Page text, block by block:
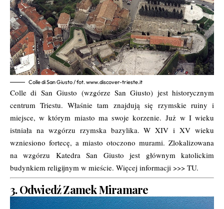
Colle di San Giusto / fot. www.discover-trieste.it
Colle di San Giusto (wzgórze San Giusto) jest historycznym
centrum Triestu. Właśnie tam znajdują się rzymskie ruiny i
miejsce, w którym miasto ma swoje korzenie. Już w I wieku
istniała na wzgórzu rzymska bazylika. W XIV i XV wieku
wzniesiono fortecę, a miasto otoczono murami. Zlokalizowana
na wzgórzu Katedra San Giusto jest głównym katolickim
budynkiem religijnym w mieście. Więcej informacji >>> TU.
3. Odwiedź Zamek Miramare